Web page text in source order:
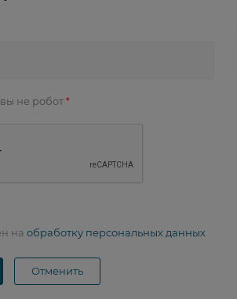
не робот*
на обработку персональных данных
Отменить